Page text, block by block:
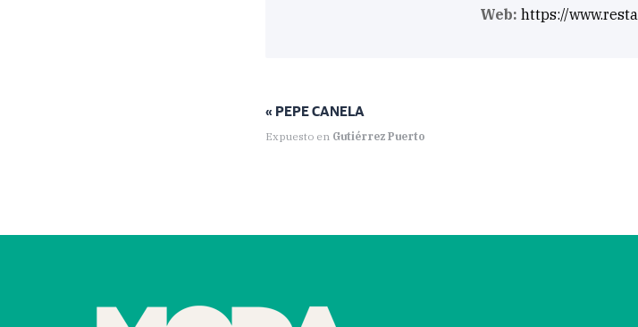
Web: https://
« PEPE CANELA
Expuesto en Gutiérrez Puerto